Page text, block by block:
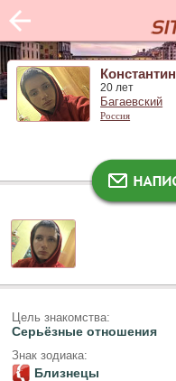
Константин
20 лет
Багаевский
Россия
Цель знакомства:
Серьёзные отношения
Знак зодиака:
Близнецы